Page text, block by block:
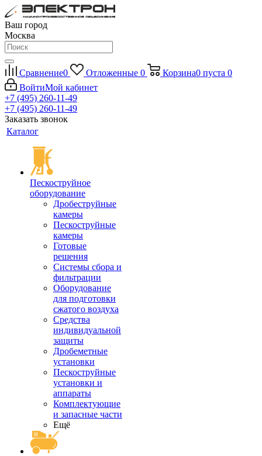
Ваш город
Москва
Сравнение0 Отложенные 0 Корзина0 пуста 0
ВойтиМой кабинет
+7 (495) 260-11-49
+7 (495) 260-11-49
Заказать звонок
Каталог
Пескоструйное
оборудование
Дробеструйные
камеры
Пескоструйные
камеры
Готовые
решения
Системы сбора и
фильтрации
Оборудование
для подготовки
сжатого воздуха
Средства
индивидуальной
защиты
Дробеметные
установки
Пескоструйные
установки и
аппараты
Комплектующие
и запасные части
Ещё